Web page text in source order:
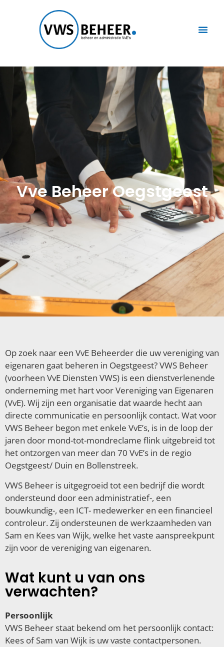
Vve Beheer Oegstgeest
Op zoek naar een VvE Beheerder die uw vereniging van
eigenaren gaat beheren in Oegstgeest? VWS Beheer
(voorheen VvE Diensten VWS) is een dienstverlenende
onderneming met hart voor Vereniging van Eigenaren
(VvE). Wij zijn een organisatie dat waarde hecht aan
directe communicatie en persoonlijk contact. Wat voor
VWS Beheer begon met enkele VvE’s, is in de loop der
jaren door mond-tot-mondreclame flink uitgebreid tot
het ontzorgen van meer dan 70 VvE’s in de regio
Oegstgeest/ Duin en Bollenstreek.
VWS Beheer is uitgegroeid tot een bedrijf die wordt
ondersteund door een administratief-, een
bouwkundig-, een ICT- medewerker en een financieel
controleur. Zij ondersteunen de werkzaamheden van
Sam en Kees van Wijk, welke het vaste aanspreekpunt
zijn voor de vereniging van eigenaren.
Wat kunt u van ons
verwachten?
Persoonlijk
VWS Beheer staat bekend om het persoonlijk contact:
Kees of Sam van Wijk is uw vaste contactpersonen.